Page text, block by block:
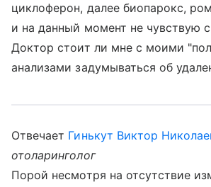
циклоферон, далее биопарокс,
и на данный момент не чувствую
Доктор стоит ли мне с моими
анализами задумываться об
Отвечает Гинькут Виктор
отоларинголог
Порой несмотря на отсутствие